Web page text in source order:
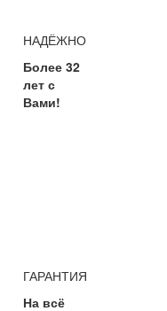
НАДЁЖНО
Более 32
лет с
Вами!
ГАРАНТИЯ
На всё